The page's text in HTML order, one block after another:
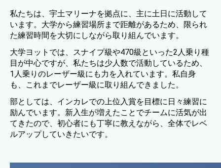
私たちは、宇土マリーナを拠点に、主に土日に活動して
います。大学から練習場所まで距離があるため、限られ
た練習時間を大切にしながら取り組んでいます。
大学ヨットでは、スナイプ級や470級といった2人乗り種
目が中心ですが、私たちは少人数で活動しているため、
1人乗りのレーザー級にも力を入れています。私自身
も、これまでレーザー級に取り組んできました。
部としては、インカレでの上位入賞を目標に日々練習に
励んでいます。新入生が増えたことでチームに活気が出
てきたので、初心者にも丁寧に教えながら、全体でレベ
ルアップしていきたいです。